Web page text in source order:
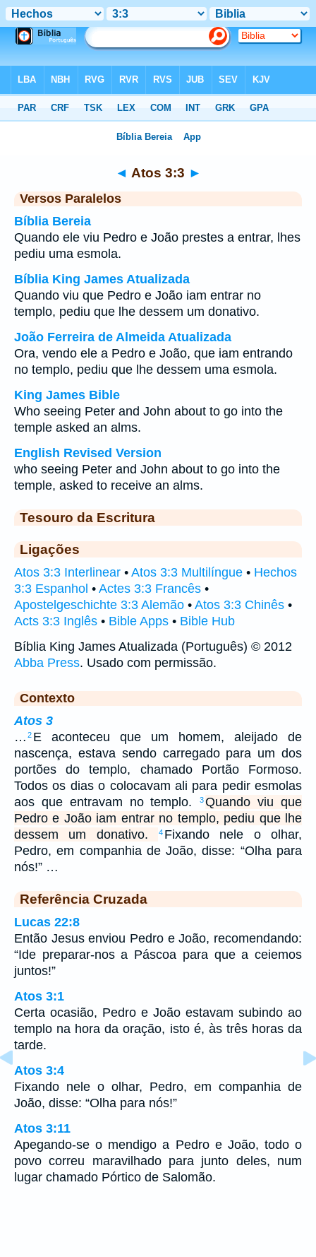
◄ Atos 3:3 ►
Versos Paralelos
Bíblia Bereia
Quando ele viu Pedro e João prestes a entrar, lhes
pediu uma esmola.
Bíblia King James Atualizada
Quando viu que Pedro e João iam entrar no
templo, pediu que lhe dessem um donativo.
João Ferreira de Almeida Atualizada
Ora, vendo ele a Pedro e João, que iam entrando
no templo, pediu que lhe dessem uma esmola.
King James Bible
Who seeing Peter and John about to go into the
temple asked an alms.
English Revised Version
who seeing Peter and John about to go into the
temple, asked to receive an alms.
Tesouro da Escritura
Ligações
Atos 3:3 Interlinear • Atos 3:3 Multilíngue • Hechos
3:3 Espanhol • Actes 3:3 Francês •
Apostelgeschichte 3:3 Alemão • Atos 3:3 Chinês •
Acts 3:3 Inglês • Bible Apps • Bible Hub
Bíblia King James Atualizada (Português) © 2012
Abba Press. Usado com permissão.
Contexto
Atos 3
… 2 E aconteceu que um homem, aleijado de
nascença, estava sendo carregado para um dos
portões do templo, chamado Portão Formoso.
Todos os dias o colocavam ali para pedir esmolas
aos que entravam no templo.
3Quando viu que
Pedro e João iam entrar no templo, pediu que lhe
dessem um donativo.
4 Fixando nele o olhar,
Pedro, em companhia de João, disse: “Olha para
nós!” …
Referência Cruzada
Lucas 22:8
Então Jesus enviou Pedro e João, recomendando:
“Ide preparar-nos a Páscoa para que a ceiemos
juntos!”
Atos 3:1
Certa ocasião, Pedro e João estavam subindo ao
templo na hora da oração, isto é, às três horas da
tarde.
Atos 3:4
Fixando nele o olhar, Pedro, em companhia de
João, disse: “Olha para nós!”
Atos 3:11
Apegando-se o mendigo a Pedro e João, todo o
povo correu maravilhado para junto deles, num
lugar chamado Pórtico de Salomão.